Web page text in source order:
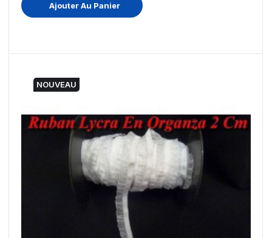
Ajouter Au Panier
NOUVEAU